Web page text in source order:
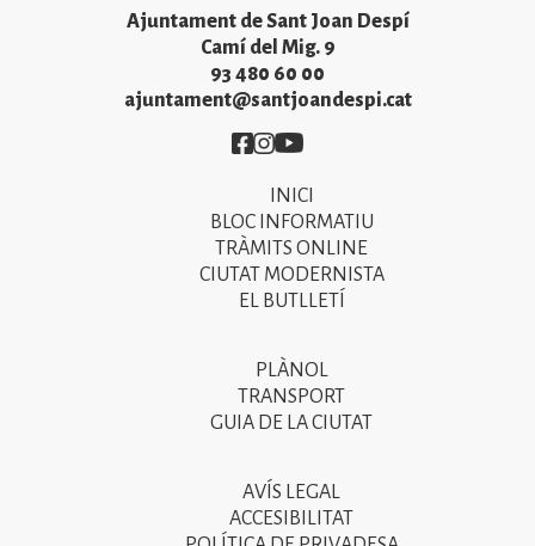
Ajuntament de Sant Joan Despí
Camí del Mig. 9
93 480 60 00
ajuntament@santjoandespi.cat
Imatge
Imatge
Imatge
INICI
BLOC INFORMATIU
TRÀMITS ONLINE
CIUTAT MODERNISTA
EL BUTLLETÍ
PLÀNOL
TRANSPORT
GUIA DE LA CIUTAT
AVÍS LEGAL
ACCESIBILITAT